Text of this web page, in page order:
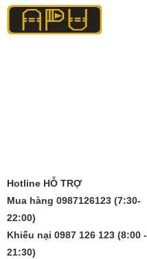
Hotline HỖ TRỢ
Mua hàng 0987126123 (7:30-
22:00)
Khiếu nại 0987 126 123 (8:00 -
21:30)